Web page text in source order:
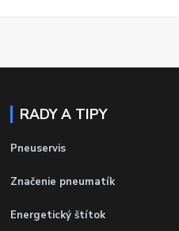
RADY A TIPY
Pneuservis
Značenie pneumatík
Energetický štítok